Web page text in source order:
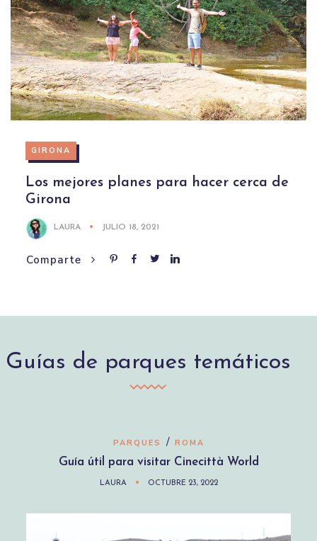
GIRONA
Los mejores planes para hacer cerca de
Girona
LAURA JULIO 18, 2021
Comparte
Guías de parques temáticos
PARQUES / ROMA
Guía útil para visitar Cinecittà World
LAURA OCTUBRE 23, 2022